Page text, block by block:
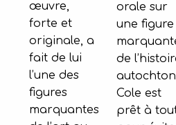
œuvre,
forte et
originale, a
fait de lui
l’une des
figures
marquantes
orale sur
une figure
de
Cole est
prêt à